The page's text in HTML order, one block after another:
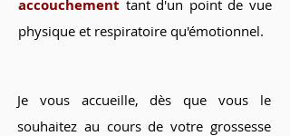
accouchement tant d'un point de vue
physique et respiratoire qu'émotionnel.
Je vous accueille, dès que vous le
souhaitez au cours de votre grossesse